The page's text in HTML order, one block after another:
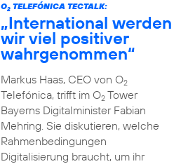
O2TELEFÓNICA TECTALK:
„International werden
wir viel positiver
wahrgenommen“
Markus Haas, CEO von O2
Telefónica, trifft im O2Tower
Bayerns Digitalminister Fabian
Mehring. Sie diskutieren, welche
Rahmenbedingungen
Digitalisierung braucht, um ihr